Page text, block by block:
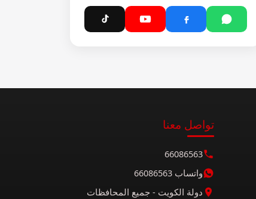
تواصل معنا
66086563
واتساب 66086563
دولة الكويت - جميع المحافظات